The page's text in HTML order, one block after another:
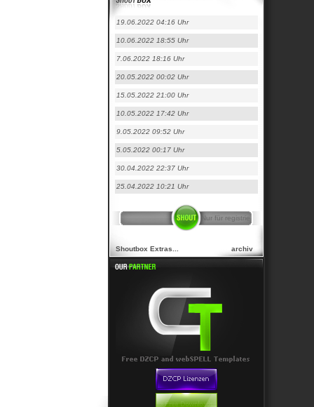
19.06.2022 04:16 Uhr
10.06.2022 18:55 Uhr
7.06.2022 18:16 Uhr
20.05.2022 00:02 Uhr
15.05.2022 21:00 Uhr
10.05.2022 17:42 Uhr
9.05.2022 09:52 Uhr
5.05.2022 00:17 Uhr
30.04.2022 22:37 Uhr
25.04.2022 10:21 Uhr
Shoutbox Extras... archiv